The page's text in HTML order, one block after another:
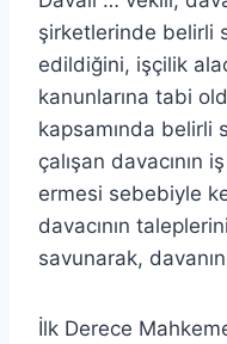
şirketlerinde belirli
edildiğini, işçilik
kanunlarına tabi
kapsamında belirli
çalışan davacının
ermesi sebebiyle
davacının
savunarak,
İlk Derece